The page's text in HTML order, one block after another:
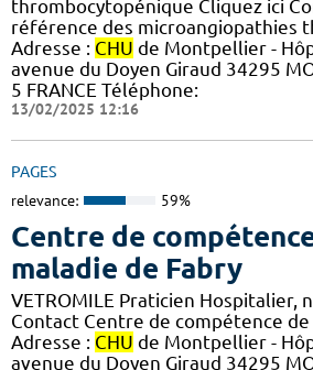
thrombocytopénique Cliquez ici
référence des microangiopathies
Adresse : CHU de Montpellier -
avenue du Doyen Giraud 34295
5 FRANCE Téléphone:
13/02/2025 12:16
PAGES
relevance: 59%
Centre de
maladie de Fabry
VETROMILE Praticien Hospitalier,
Contact Centre de compétence de
Adresse : CHU de Montpellier -
avenue du Doyen Giraud 34295